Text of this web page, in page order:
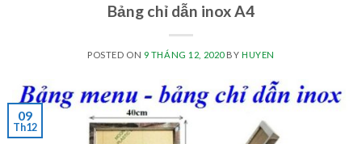
Bảng chỉ dẫn inox A4
POSTED ON 9 THÁNG 12, 2020BY HUYEN
09
Th12